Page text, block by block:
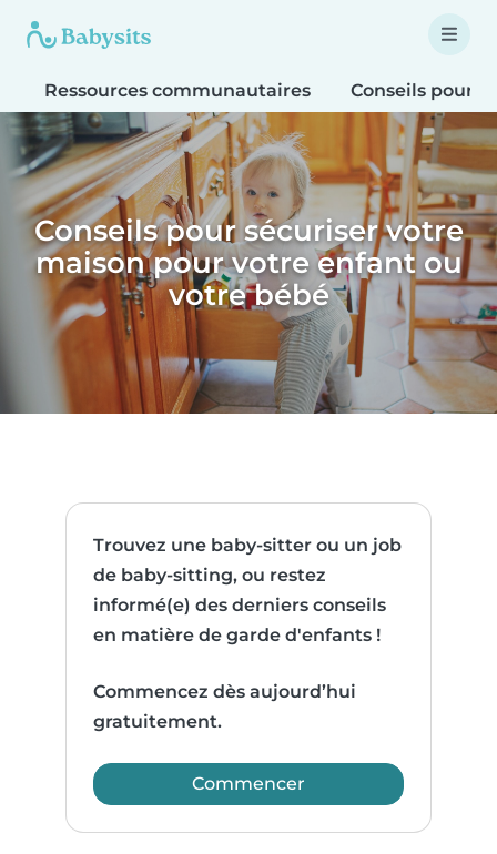
Ressources communautaires Conseils pour
Conseils pour sécuriser votre
maison pour votre enfant ou
votre bébé
Trouvez une baby-sitter ou un job
de baby-sitting, ou restez
informé(e) des derniers conseils
en matière de garde d'enfants !
Commencez dès aujourd’hui
gratuitement.
Commencer